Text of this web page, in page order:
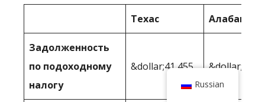
Техас Алабама
Задолженность
по подоходному
налогу
&dollar;41,455 &dollar;53
Russian